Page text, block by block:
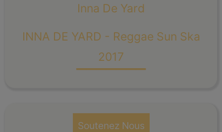
Inna De Yard
INNA DE YARD - Reggae Sun Ska
2017
_______
Soutenez Nous